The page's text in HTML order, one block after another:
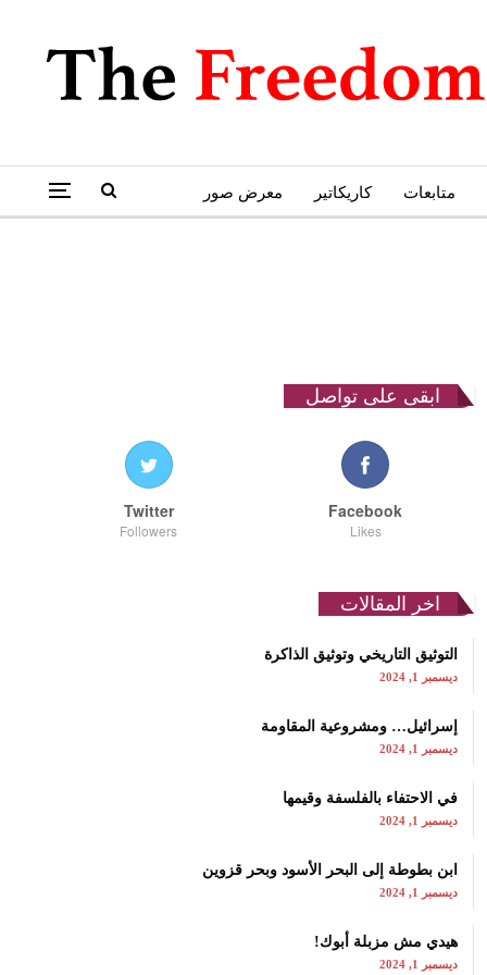
متابعات كاريكاتير معرض صور
ابقى على تواصل
Facebook
Likes
Twitter
Followers
اخر المقالات
التوثيق التاريخي وتوثيق الذاكرة
ديسمبر 1, 2024
إسرائيل… ومشروعية المقاومة
ديسمبر 1, 2024
في الاحتفاء بالفلسفة وقيمها
ديسمبر 1, 2024
ابن بطوطة إلى البحر الأسود وبحر قزوين
ديسمبر 1, 2024
هيدي مش مزبلة أبوك!
ديسمبر 1, 2024